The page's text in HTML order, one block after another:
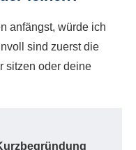
anfängst, würde ich
sind zuerst die
sitzen oder deine